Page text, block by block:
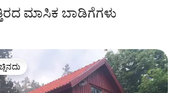
ಮಾಸಿಕ ಬಾಡಿಗೆಗಳು